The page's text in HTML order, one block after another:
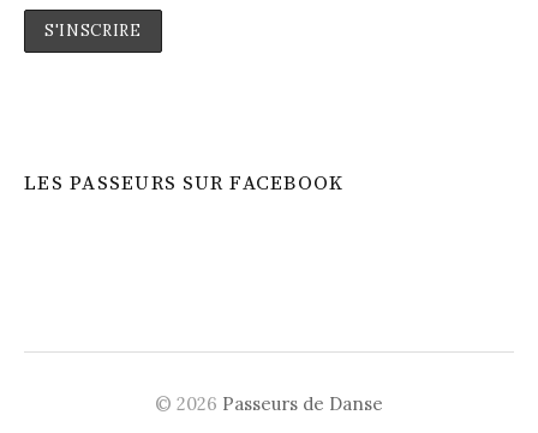
LES PASSEURS SUR FACEBOOK
© 2026 Passeurs de Danse